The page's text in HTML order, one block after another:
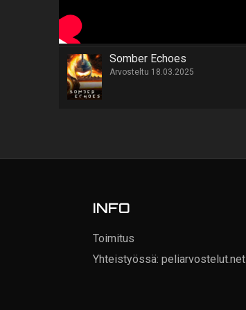
Somber Echoes
Arvosteltu 18.03.2025
INFO
Toimitus
Yhteistyössä: peliarvostelut.net